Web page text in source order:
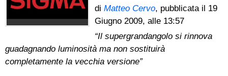
di Matteo Cervo, pubblicata il 19
Giugno 2009, alle 13:57
“Il supergrandangolo si rinnova
guadagnando luminosità ma non sostituirà
completamente la vecchia versione”